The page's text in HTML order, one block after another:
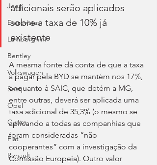
Jeep
Entrevistas
Lamborghini
Bentley
Volkswagen
Seat
Opel
Cupra
Fiat
Renault
adicionais serão aplicados
sobre a taxa de 10% já
existente
A mesma fonte dá conta de que a taxa
a pagar pela BYD se mantém nos 17%,
enquanto à SAIC, que detém a MG,
entre outras, deverá ser aplicada uma
taxa adicional de 35,3% (o mesmo se
aplicando a todas as companhias que
foram consideradas “não
cooperantes” com a investigação da
Comissão Europeia). Outro valor